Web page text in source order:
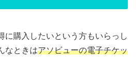
に購入したいという方もいらっし
なときはアソビューの電子チケッ